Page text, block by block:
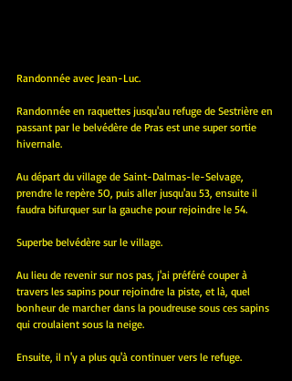
Randonnée avec Jean-Luc.
Randonnée en raquettes jusqu'au refuge de Sestrière en
passant par le belvédère de Pras est une super sortie
hivernale.
Au départ du village de Saint-Dalmas-le-Selvage,
prendre le repère 5O, puis aller jusqu'au 53, ensuite il
faudra bifurquer sur la gauche pour rejoindre le 54.
Superbe belvédère sur le village.
Au lieu de revenir sur nos pas, j'ai préféré couper à
travers les sapins pour rejoindre la piste, et là, quel
bonheur de marcher dans la poudreuse sous ces sapins
qui croulaient sous la neige.
Ensuite, il n'y a plus qu'à continuer vers le refuge.